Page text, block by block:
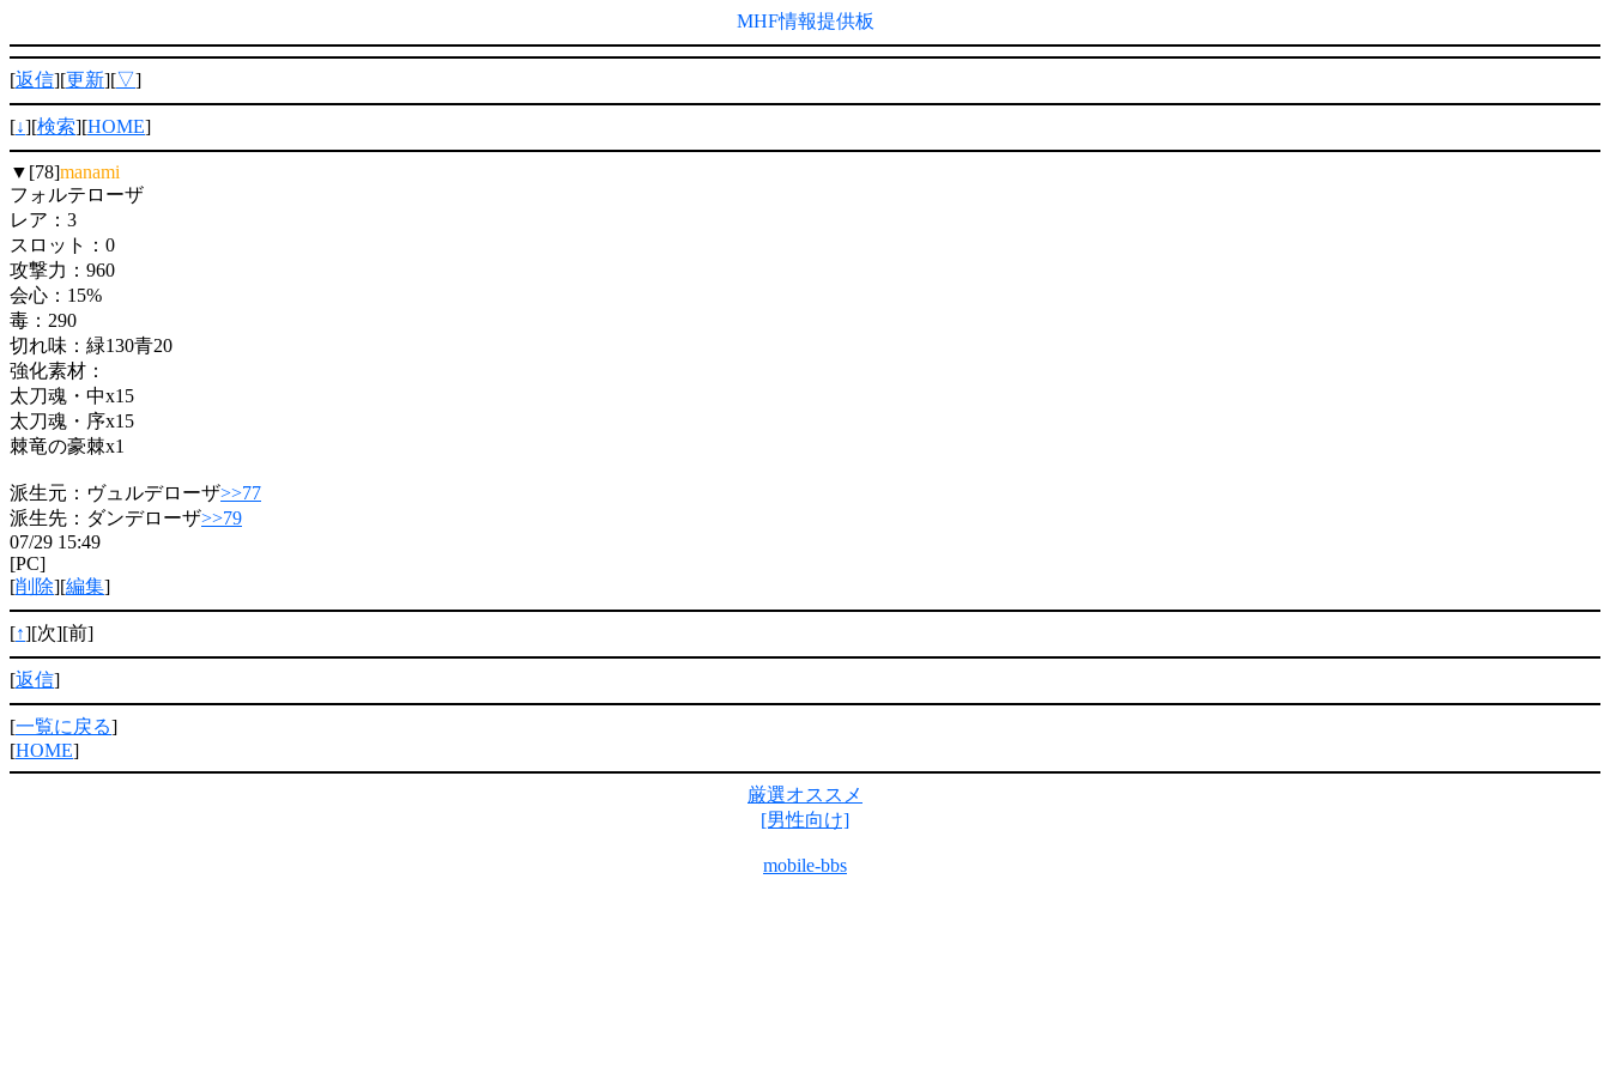
MHF情報提供板
[返信][更新][▽]
[↓][検索][HOME]
▼[78]manami
フォルテローザ
レア：3
スロット：0
攻撃力：960
会心：15%
毒：290
切れ味：緑130青20
強化素材：
太刀魂・中x15
太刀魂・序x15
棘竜の豪棘x1
派生元：ヴュルデローザ>>77
派生先：ダンデローザ>>79
07/29 15:49
[PC]
[削除][編集]
[↑][次][前]
[返信]
[一覧に戻る]
[HOME]
厳選オススメ
[男性向け]
mobile-bbs